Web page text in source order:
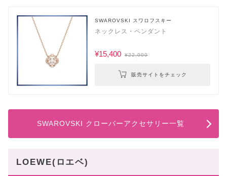
SWAROVSKI スワロフスキー
ネックレス・ペンダント
¥15,400 ¥22,000
販売サイトをチェック
SWAROVSKI クローバーアクセサリー一覧
LOEWE(ロエベ)